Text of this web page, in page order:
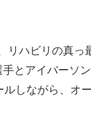
リハビリの真っ
とアイバーソ
しながら、オ